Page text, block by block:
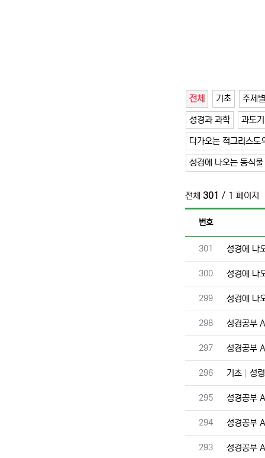
전체 기초 주제별
성경과 과학 과도
다가오는 적그리스도
성경에 나오는 동식물
전체 301 / 1 페이지
번호
번호
301 성경에 나
번호
300 성경에 나
번호
299 성경에 나
번호
298 성경공부
번호
297 성경공부
번호
296 기초 성
번호
295 성경공부
번호
294 성경공부
번호
293 성경공부